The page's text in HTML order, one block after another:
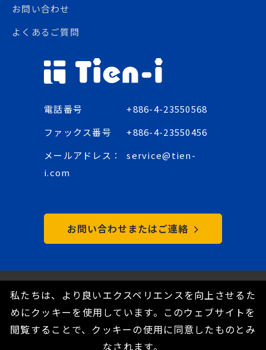
私たちは、より良いエクスペリエンスを向上させるた
めにクッキーを使用しています。このウェブサイトを
閲覧することで、クッキーの使用に同意したものとみ
なされます。
お問い合わせ
よくあるご質問
電話番号
+886-4-23550568
ファックス番号
+886-4-23550456
メールアドレス：
service@tien-
i.com
お問い合わせまたはご連絡
Copyright © 2021 Tien-I Industrial Co., Ltd. All
Rights Reserved.
隱私政策